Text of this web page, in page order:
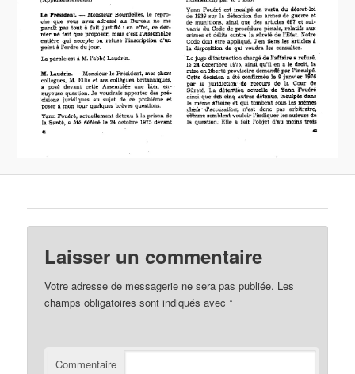
Laisser un commentaire
Votre adresse de messagerie ne sera pas publiée. Les
champs obligatoires sont indiqués avec*
Commentaire